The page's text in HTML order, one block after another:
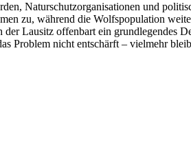
Naturschutzorganisationen und
zu, während die Wolfspopulation
Lausitz offenbart ein grundlegendes
Problem nicht entschärft – vielmehr